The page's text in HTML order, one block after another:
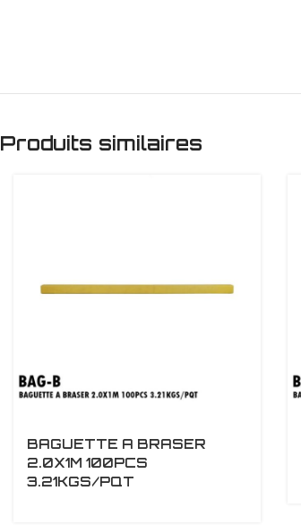
Produits similaires
BAGUETTE A BRASER
2.0X1M 100PCS
3.21KGS/PQT